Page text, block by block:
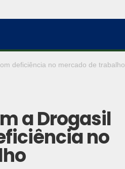
deficiência no mercado de trabalho
a Drogasil
no